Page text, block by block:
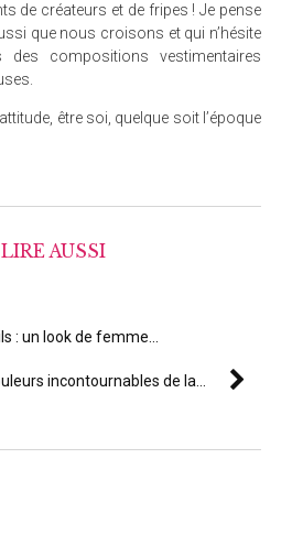
de créateurs et de fripes ! Je pense
que nous croisons et qui n’hésite
compositions vestimentaires
être soi, quelque soit l’époque
AUSSI
: un look de femme...
incontournables de la...